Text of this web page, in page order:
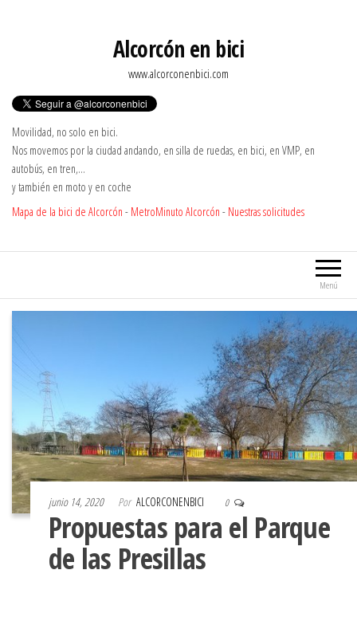
Alcorcón en bici
www.alcorconenbici.com
Movilidad, no solo en bici.
Nos movemos por la ciudad andando, en silla de ruedas, en bici, en VMP, en
autobús, en tren,…
y también en moto y en coche
Mapa de la bici de Alcorcón - MetroMinuto Alcorcón - Nuestras solicitudes
Menú
junio 14, 2020 Por ALCORCONENBICI 0
Propuestas para el Parque
de las Presillas